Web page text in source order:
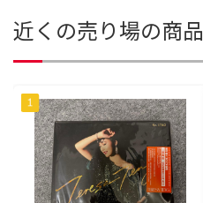
近くの売り場の商品